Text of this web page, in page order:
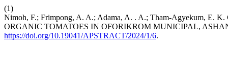
(1)
Nimoh, F.; Frimpong, A. A.; Adama, A. . A.; Tham-Agyekum, E.
ORGANIC TOMATOES IN OFORIKROM MUNICIPAL,
https://doi.org/10.19041/APSTRACT/2024/1/6.